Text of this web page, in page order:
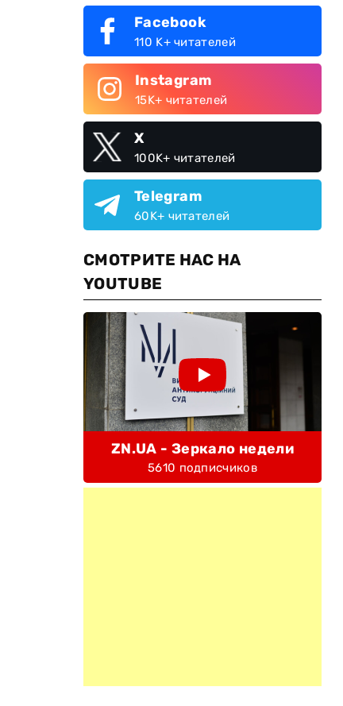
Facebook
110 K+ читателей
Instagram
15K+ читателей
X
100K+ читателей
Telegram
60K+ читателей
СМОТРИТЕ НАС НА
YOUTUBE
ZN.UA - Зеркало недели
5610 подписчиков